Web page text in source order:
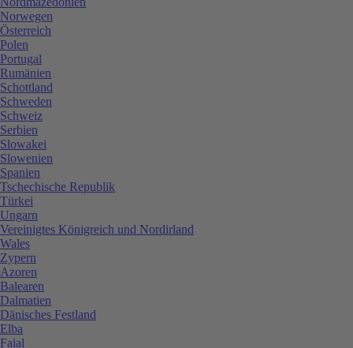
Norwegen
Österreich
Polen
Portugal
Rumänien
Schottland
Schweden
Schweiz
Serbien
Slowakei
Slowenien
Spanien
Tschechische Republik
Türkei
Ungarn
Vereinigtes Königreich und Nordirland
Wales
Zypern
Azoren
Balearen
Dalmatien
Dänisches Festland
Elba
Faial